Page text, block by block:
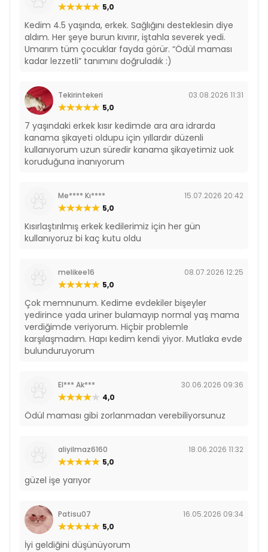
5,0
Kedim 4.5 yaşında, erkek. Sağlığını desteklesin diye
aldım. Her şeye burun kıvırır, iştahla severek yedi.
Umarım tüm çocuklar fayda görür. “Ödül maması
kadar lezzetli” tanımını doğruladık :)
Tekirintekeri
03.08.2026 11:31
5,0
7 yaşındaki erkek kısır kedimde ara ara idrarda
kanama şikayeti oldupu için yıllardır düzenli
kullanıyorum uzun süredir kanama şikayetimiz uok
koruduğuna inanıyorum
Me**** Kı****
15.07.2026 20:42
5,0
Kısırlaştırılmış erkek kedilerimiz için her gün
kullanıyoruz bi kaç kutu oldu
melikee16
08.07.2026 12:25
5,0
Çok memnunum. Kedime evdekiler bişeyler
yedirince yada uriner bulamayıp normal yaş mama
verdiğimde veriyorum. Hiçbir problemle
karşılaşmadım. Hapı kedim kendi yiyor. Mutlaka evde
bulunduruyorum
El*** Ak***
30.06.2026 09:36
4,0
Ödül maması gibi zorlanmadan verebiliyorsunuz
aliyilmaz6160
18.06.2026 11:32
5,0
güzel işe yarıyor
Patisu07
16.05.2026 09:34
5,0
İyi geldiğini düşünüyorum